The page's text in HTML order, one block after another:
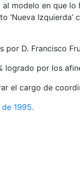
modelo en que
‘Nueva
D. Francisco
por los
el cargo de
1995.